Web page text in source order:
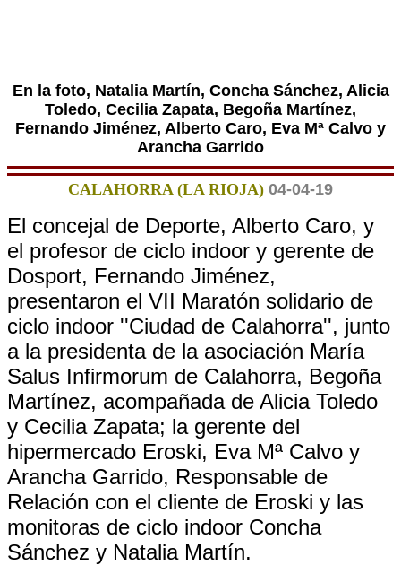
En la foto, Natalia Martín, Concha Sánchez, Alicia
Toledo, Cecilia Zapata, Begoña Martínez,
Fernando Jiménez, Alberto Caro, Eva Mª Calvo y
Arancha Garrido
CALAHORRA (LA RIOJA) 04-04-19
El concejal de Deporte, Alberto Caro, y
el profesor de ciclo indoor y gerente de
Dosport, Fernando Jiménez,
presentaron el VII Maratón solidario de
ciclo indoor ''Ciudad de Calahorra'', junto
a la presidenta de la asociación María
Salus Infirmorum de Calahorra, Begoña
Martínez, acompañada de Alicia Toledo
y Cecilia Zapata; la gerente del
hipermercado Eroski, Eva Mª Calvo y
Arancha Garrido, Responsable de
Relación con el cliente de Eroski y las
monitoras de ciclo indoor Concha
Sánchez y Natalia Martín.